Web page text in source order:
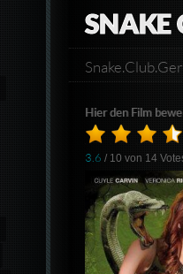
SNAKE
Hier den Film
3.6 / 10 von 14